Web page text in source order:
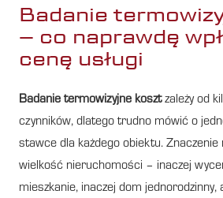
Badanie
– co naprawdę
cenę usługi
Badanie termowizyjne kosztzależy od
czynników, dlatego trudno mówić o
stawce dla każdego obiektu.
wielkość nieruchomości – inaczej
mieszkanie, inaczej dom jednorodzinny,